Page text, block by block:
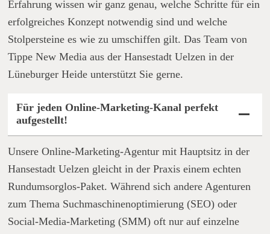
Erfahrung wissen wir ganz genau, welche Schritte für ein
erfolgreiches Konzept notwendig sind und welche
Stolpersteine es wie zu umschiffen gilt. Das Team von
Tippe New Media aus der Hansestadt Uelzen in der
Lüneburger Heide unterstützt Sie gerne.
Für jeden Online-Marketing-Kanal perfekt
aufgestellt!
Unsere Online-Marketing-Agentur mit Hauptsitz in der
Hansestadt Uelzen gleicht in der Praxis einem echten
Rundumsorglos-Paket. Während sich andere Agenturen
zum Thema Suchmaschinenoptimierung (SEO) oder
Social-Media-Marketing (SMM) oft nur auf einzelne